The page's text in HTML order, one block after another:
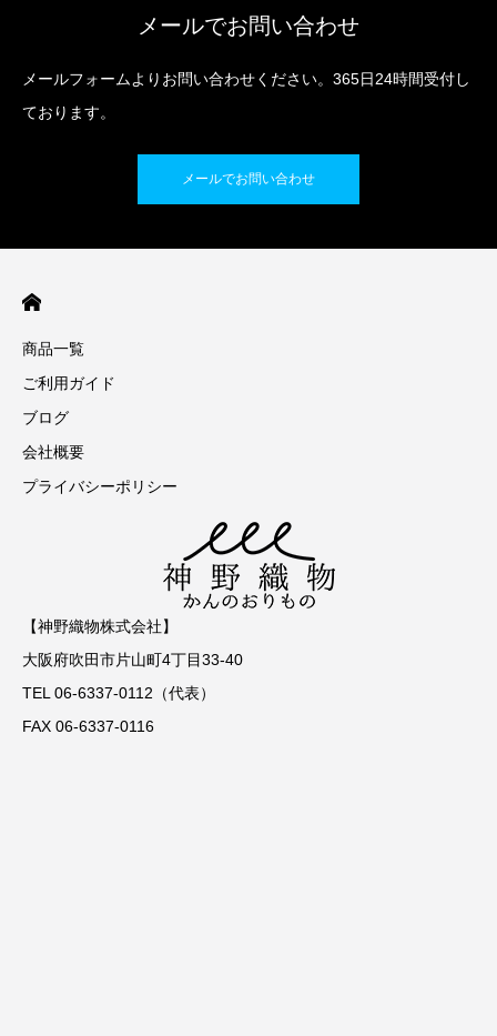
メールでお問い合わせ
メールフォームよりお問い合わせください。365日24時間受付し
ております。
メールでお問い合わせ
商品一覧
ご利用ガイド
ブログ
会社概要
プライバシーポリシー
【神野織物株式会社】
大阪府吹田市片山町4丁目33-40
TEL 06-6337-0112（代表）
FAX 06-6337-0116